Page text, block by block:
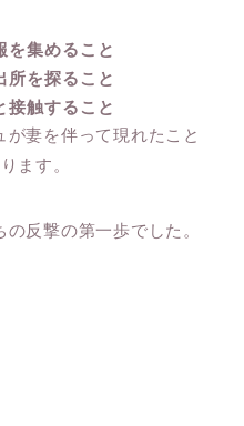
を集めること
所を探ること
接触すること
妻を伴って現れたこと
ます。
反撃の第一歩でした。